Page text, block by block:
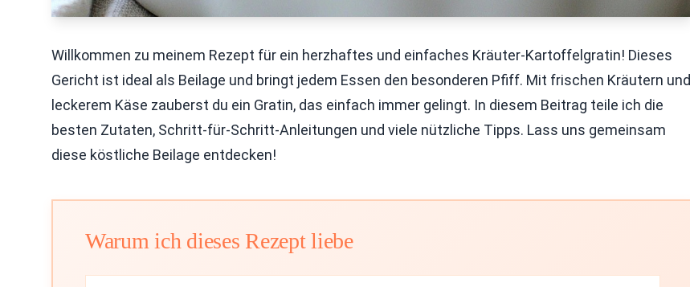
Willkommen zu meinem Rezept für ein herzhaftes und einfaches Kräuter-Kartoffelgratin! Dieses
Gericht ist ideal als Beilage und bringt jedem Essen den besonderen Pfiff. Mit frischen Kräutern und
leckerem Käse zauberst du ein Gratin, das einfach immer gelingt. In diesem Beitrag teile ich die
besten Zutaten, Schritt-für-Schritt-Anleitungen und viele nützliche Tipps. Lass uns gemeinsam
diese köstliche Beilage entdecken!
Warum ich dieses Rezept liebe